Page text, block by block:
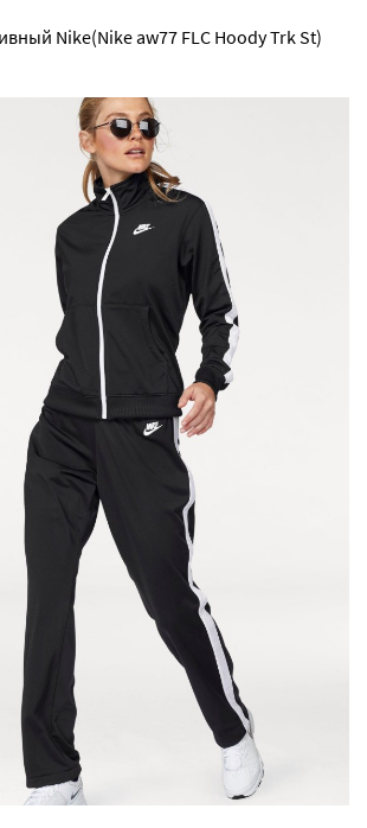
Nike(Nike aw77 FLC Hoody Trk St)